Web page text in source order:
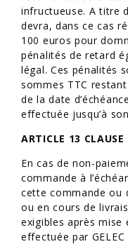
infructueuse. A titre
devra, dans ce cas
100 euros pour
pénalités de retard
légal. Ces pénalités
sommes TTC
de la date
effectuée jusqu’à
ARTICLE 13 CLAUSE
En cas de non-
commande à
cette commande ou
ou en cours de
exigibles après mise
effectuée par